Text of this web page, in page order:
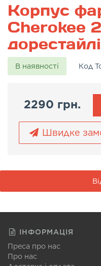
Корпус
Cherokee
В наявності Код
2290 грн.
Швидке
ІНФОРМАЦІЯ
Преса про нас
Про нас